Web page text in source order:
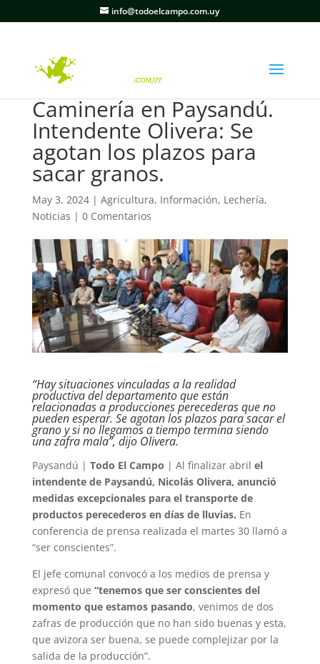
info@todoelcampo.com.uy
Caminería en Paysandú.
Intendente Olivera: Se
agotan los plazos para
sacar granos.
May 3, 2024| Agricultura, Información, Lechería,
Noticias | 0 Comentarios
“Hay situaciones vinculadas a la realidad
productiva del departamento que están
relacionadas a producciones perecederas que no
pueden esperar. Se agotan los plazos para sacar el
grano y si no llegamos a tiempo termina siendo
una zafra mala”, dijo Olivera.
Paysandú | Todo El Campo | Al finalizar abril el
intendente de Paysandú, Nicolás Olivera, anunció
medidas excepcionales para el transporte de
productos perecederos en días de lluvias. En
conferencia de prensa realizada el martes 30 llamó a
“ser conscientes”.
El jefe comunal convocó a los medios de prensa y
expresó que “tenemos que ser conscientes del
momento que estamos pasando, venimos de dos
zafras de producción que no han sido buenas y esta,
que avizora ser buena, se puede complejizar por la
salida de la producción”.